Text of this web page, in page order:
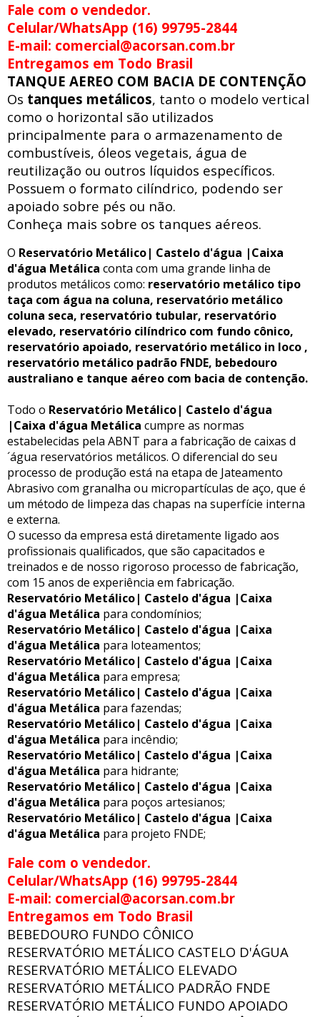
Fale com o vendedor.
Celular/WhatsApp (16) 99795-2844
E-mail: comercial@acorsan.com.br
Entregamos em Todo Brasil
TANQUE AEREO COM BACIA DE CONTENÇÃO
Os tanques metálicos, tanto o modelo vertical
como o horizontal são utilizados
principalmente para o armazenamento de
combustíveis, óleos vegetais, água de
reutilização ou outros líquidos específicos.
Possuem o formato cilíndrico, podendo ser
apoiado sobre pés ou não.
Conheça mais sobre os tanques aéreos.
O Reservatório Metálico| Castelo d'água |Caixa
d'água Metálica conta com uma grande linha de
produtos metálicos como: reservatório metálico tipo
taça com água na coluna, reservatório metálico
coluna seca, reservatório tubular, reservatório
elevado, reservatório cilíndrico com fundo cônico,
reservatório apoiado, reservatório metálico in loco ,
reservatório metálico padrão FNDE, bebedouro
australiano e tanque aéreo com bacia de contenção.
Todo o Reservatório Metálico| Castelo d'água
|Caixa d'água Metálica cumpre as normas
estabelecidas pela ABNT para a fabricação de caixas d
´água reservatórios metálicos. O diferencial do seu
processo de produção está na etapa de Jateamento
Abrasivo com granalha ou micropartículas de aço, que é
um método de limpeza das chapas na superfície interna
e externa.
O sucesso da empresa está diretamente ligado aos
profissionais qualificados, que são capacitados e
treinados e de nosso rigoroso processo de fabricação,
com 15 anos de experiência em fabricação.
Reservatório Metálico| Castelo d'água |Caixa
d'água Metálica para condomínios;
Reservatório Metálico| Castelo d'água |Caixa
d'água Metálica para loteamentos;
Reservatório Metálico| Castelo d'água |Caixa
d'água Metálica para empresa;
Reservatório Metálico| Castelo d'água |Caixa
d'água Metálica para fazendas;
Reservatório Metálico| Castelo d'água |Caixa
d'água Metálica para incêndio;
Reservatório Metálico| Castelo d'água |Caixa
d'água Metálica para hidrante;
Reservatório Metálico| Castelo d'água |Caixa
d'água Metálica para poços artesianos;
Reservatório Metálico| Castelo d'água |Caixa
d'água Metálica para projeto FNDE;
Fale com o vendedor.
Celular/WhatsApp (16) 99795-2844
E-mail: comercial@acorsan.com.br
Entregamos em Todo Brasil
BEBEDOURO FUNDO CÔNICO
RESERVATÓRIO METÁLICO CASTELO D'ÁGUA
RESERVATÓRIO METÁLICO ELEVADO
RESERVATÓRIO METÁLICO PADRÃO FNDE
RESERVATÓRIO METÁLICO FUNDO APOIADO